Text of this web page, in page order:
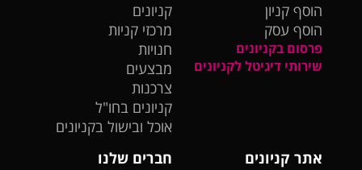
הוסף קניון
הוסף עסק
פרסום בקניונים
שירותי דיגיטל לקניונים
קניונים
מרכזי קניות
חנויות
מבצעים
צרכנות
קניונים בחו"ל
אוכל ובישול בקניונים
אתר קניונים
חברים שלנו